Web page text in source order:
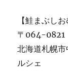
【鮭まぶし
〒064-0821
北海道札幌
ルシェ